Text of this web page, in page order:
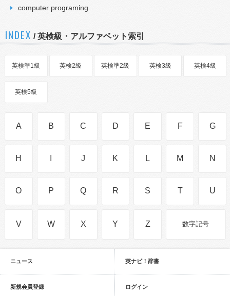
computer programing
INDEX / 英検級・アルファベット索引
英検準1級 英検2級 英検準2級 英検3級 英検4級
英検5級
A B C D E F G
H J K L M N
O P Q R S T U
V W X Y Z 数字記号
ニュース 英ナビ！辞書
新規会員登録 ログイン